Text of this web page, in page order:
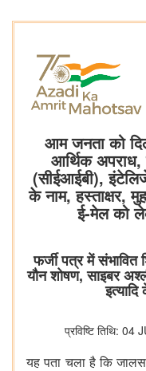
आम जनता को
आर्थिक अपराध,
(सीईआईबी),
के नाम, हस्ताक्षर,
ई-मेल को
फर्जी पत्र में संभावित
यौन शोषण, साइबर
प्रविष्टि तिथि:
यह पता चला है कि